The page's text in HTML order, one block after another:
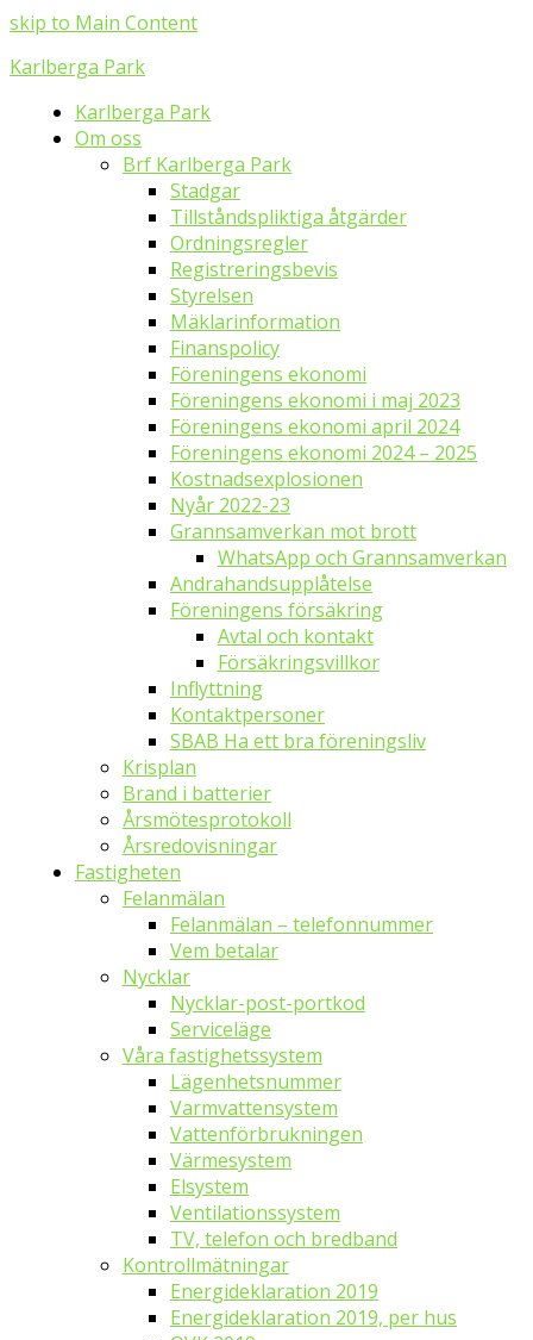
skip to Main Content
Karlberga Park
Karlberga Park
Om oss
Brf Karlberga Park
Stadgar
Tillståndspliktiga åtgärder
Ordningsregler
Registreringsbevis
Styrelsen
Mäklarinformation
Finanspolicy
Föreningens ekonomi
Föreningens ekonomi i maj 2023
Föreningens ekonomi april 2024
Föreningens ekonomi 2024 – 2025
Kostnadsexplosionen
Nyår 2022-23
Grannsamverkan mot brott
WhatsApp och Grannsamverkan
Andrahandsupplåtelse
Föreningens försäkring
Avtal och kontakt
Försäkringsvillkor
Inflyttning
Kontaktpersoner
SBAB Ha ett bra föreningsliv
Krisplan
Brand i batterier
Årsmötesprotokoll
Årsredovisningar
Fastigheten
Felanmälan
Felanmälan – telefonnummer
Vem betalar
Nycklar
Nycklar-post-portkod
Serviceläge
Våra fastighetssystem
Lägenhetsnummer
Varmvattensystem
Vattenförbrukningen
Värmesystem
Elsystem
Ventilationssystem
TV, telefon och bredband
Kontrollmätningar
Energideklaration 2019
Energideklaration 2019, per hus